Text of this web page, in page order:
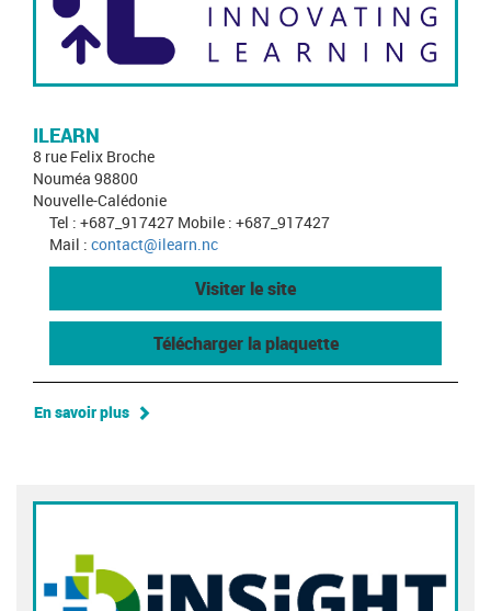
ILEARN
8 rue Felix Broche
Nouméa 98800
Nouvelle-Calédonie
Tel : +687_917427 Mobile : +687_917427
Mail : contact@ilearn.nc
Visiter le site
Télécharger la plaquette
En savoir plus